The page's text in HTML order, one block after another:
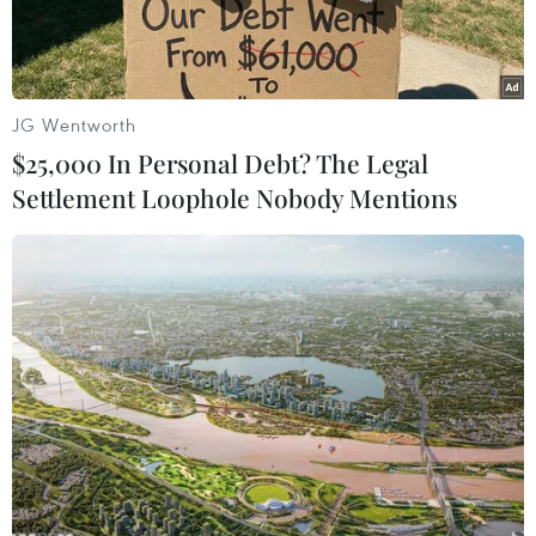
Lực lượng chức năng thực hiện cưỡng chế hộ dân, gia đình lấn
chiếm đất công do Nhà nước quản lý tại khu vực Cù lao Bến
Đình, thành phố Vũng Tàu. (Ảnh: Hoàng Nhị/TTXVN)
JG Wentworth
$25,000 In Personal Debt? The Legal
Settlement Loophole Nobody Mentions